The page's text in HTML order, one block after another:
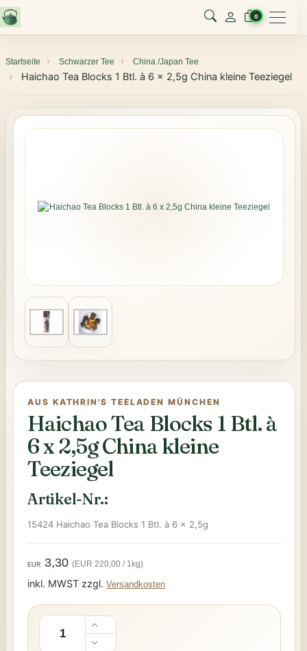
0 Menu
Startseite Schwarzer Tee China /Japan Tee
Haichao Tea Blocks 1 Btl. à 6 x 2,5g China kleine Teeziegel
AUS KATHRIN'S TEELADEN MÜNCHEN
Haichao Tea Blocks 1 Btl. à
6 x 2,5g China kleine
Teeziegel
Artikel-Nr.:
15424 Haichao Tea Blocks 1 Btl. à 6 x 2,5g
EUR 3,30 (EUR 220,00 / 1kg)
inkl. MWST zzgl. Versandkosten